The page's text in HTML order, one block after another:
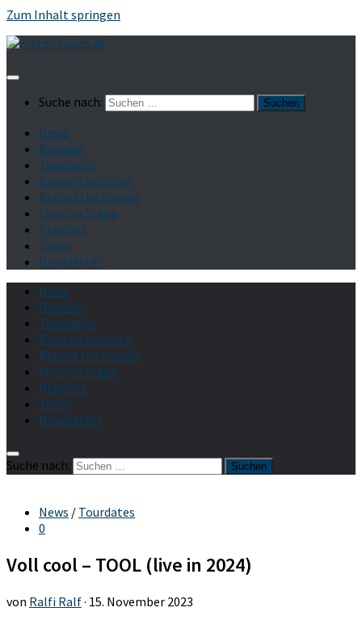
Zum Inhalt springen
Suche nach:
News
Reviews
Tourdates
Konzertberichte
Behind the Scenes
Shot on Stage
Playlists
Team
Newsletter
News
Reviews
Tourdates
Konzertberichte
Behind the Scenes
Shot on Stage
Playlists
Team
Newsletter
Suche nach:
News / Tourdates
0
Voll cool – TOOL (live in 2024)
von Ralfi Ralf· 15. November 2023